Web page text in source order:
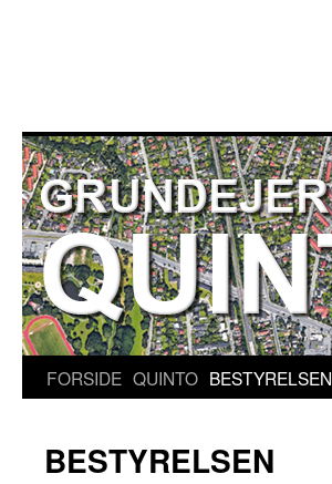
FORSIDE QUINTO BESTYRELSEN
BESTYRELSEN